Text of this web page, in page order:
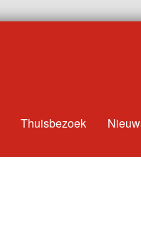
Thuisbezoek